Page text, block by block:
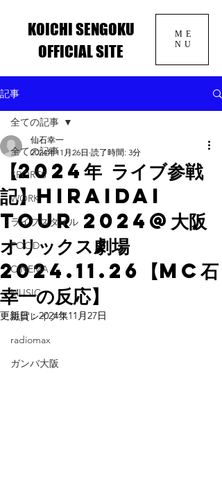
ME
NU
KOICHI SENGOKU
OFFICIAL SITE
記事
全ての記事
SPORTS
WORK
ライフスタイル
FOOD
CINEMA
MUSIC
滋賀レイクス
radiomax
ガンバ大阪
全ての記事
【2024年 ライブ参戦
記】HIRAIDAI
TOUR 2024@大阪
オリックス劇場
2024.11.26【MC石
幸一の反応】
仙石幸一
2024年11月26日 読了時間: 3分
更新日：2024年11月27日